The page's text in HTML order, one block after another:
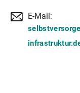
E-Mail: